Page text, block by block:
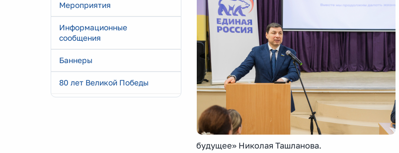
Мероприятия
Информационные
сообщения
Баннеры
80 лет Великой Победы
будущее» Николая Ташланова.